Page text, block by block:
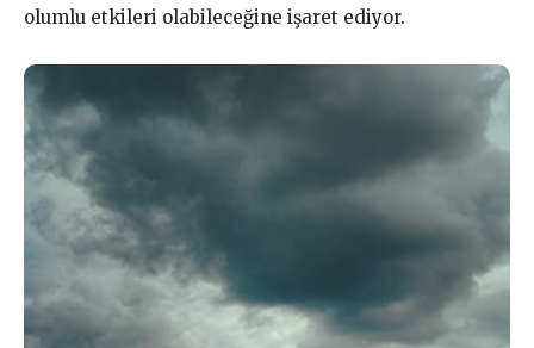
olumlu etkileri olabileceğine işaret ediyor.